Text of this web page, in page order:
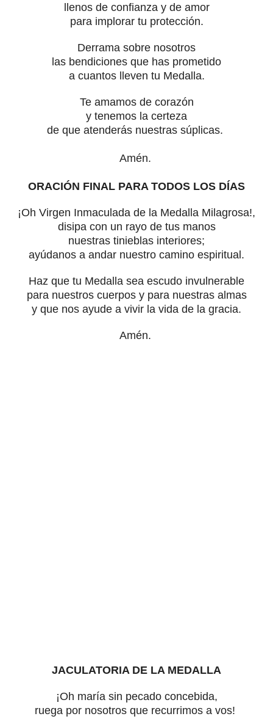
llenos de confianza y de amor
para implorar tu protección.
Derrama sobre nosotros
las bendiciones que has prometido
a cuantos lleven tu Medalla.
Te amamos de corazón
y tenemos la certeza
de que atenderás nuestras súplicas.
Amén.
ORACIÓN FINAL PARA TODOS LOS DÍAS
¡Oh Virgen Inmaculada de la Medalla Milagrosa!,
disipa con un rayo de tus manos
nuestras tinieblas interiores;
ayúdanos a andar nuestro camino espiritual.
Haz que tu Medalla sea escudo invulnerable
para nuestros cuerpos y para nuestras almas
y que nos ayude a vivir la vida de la gracia.
Amén.
JACULATORIA DE LA MEDALLA
¡Oh maría sin pecado concebida,
ruega por nosotros que recurrimos a vos!